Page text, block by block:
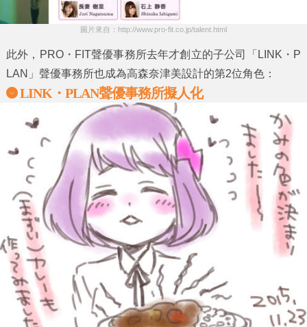
圖片來自：http://www.pro-fit.co.jp/talent.html
此外， PRO・FIT聲優事務所去年才創立的子公司
「LINK・P
LAN」 聲優事務所也成為高森奈津美設計的第2位角色：
LINK・PLAN聲優事務所擬人化